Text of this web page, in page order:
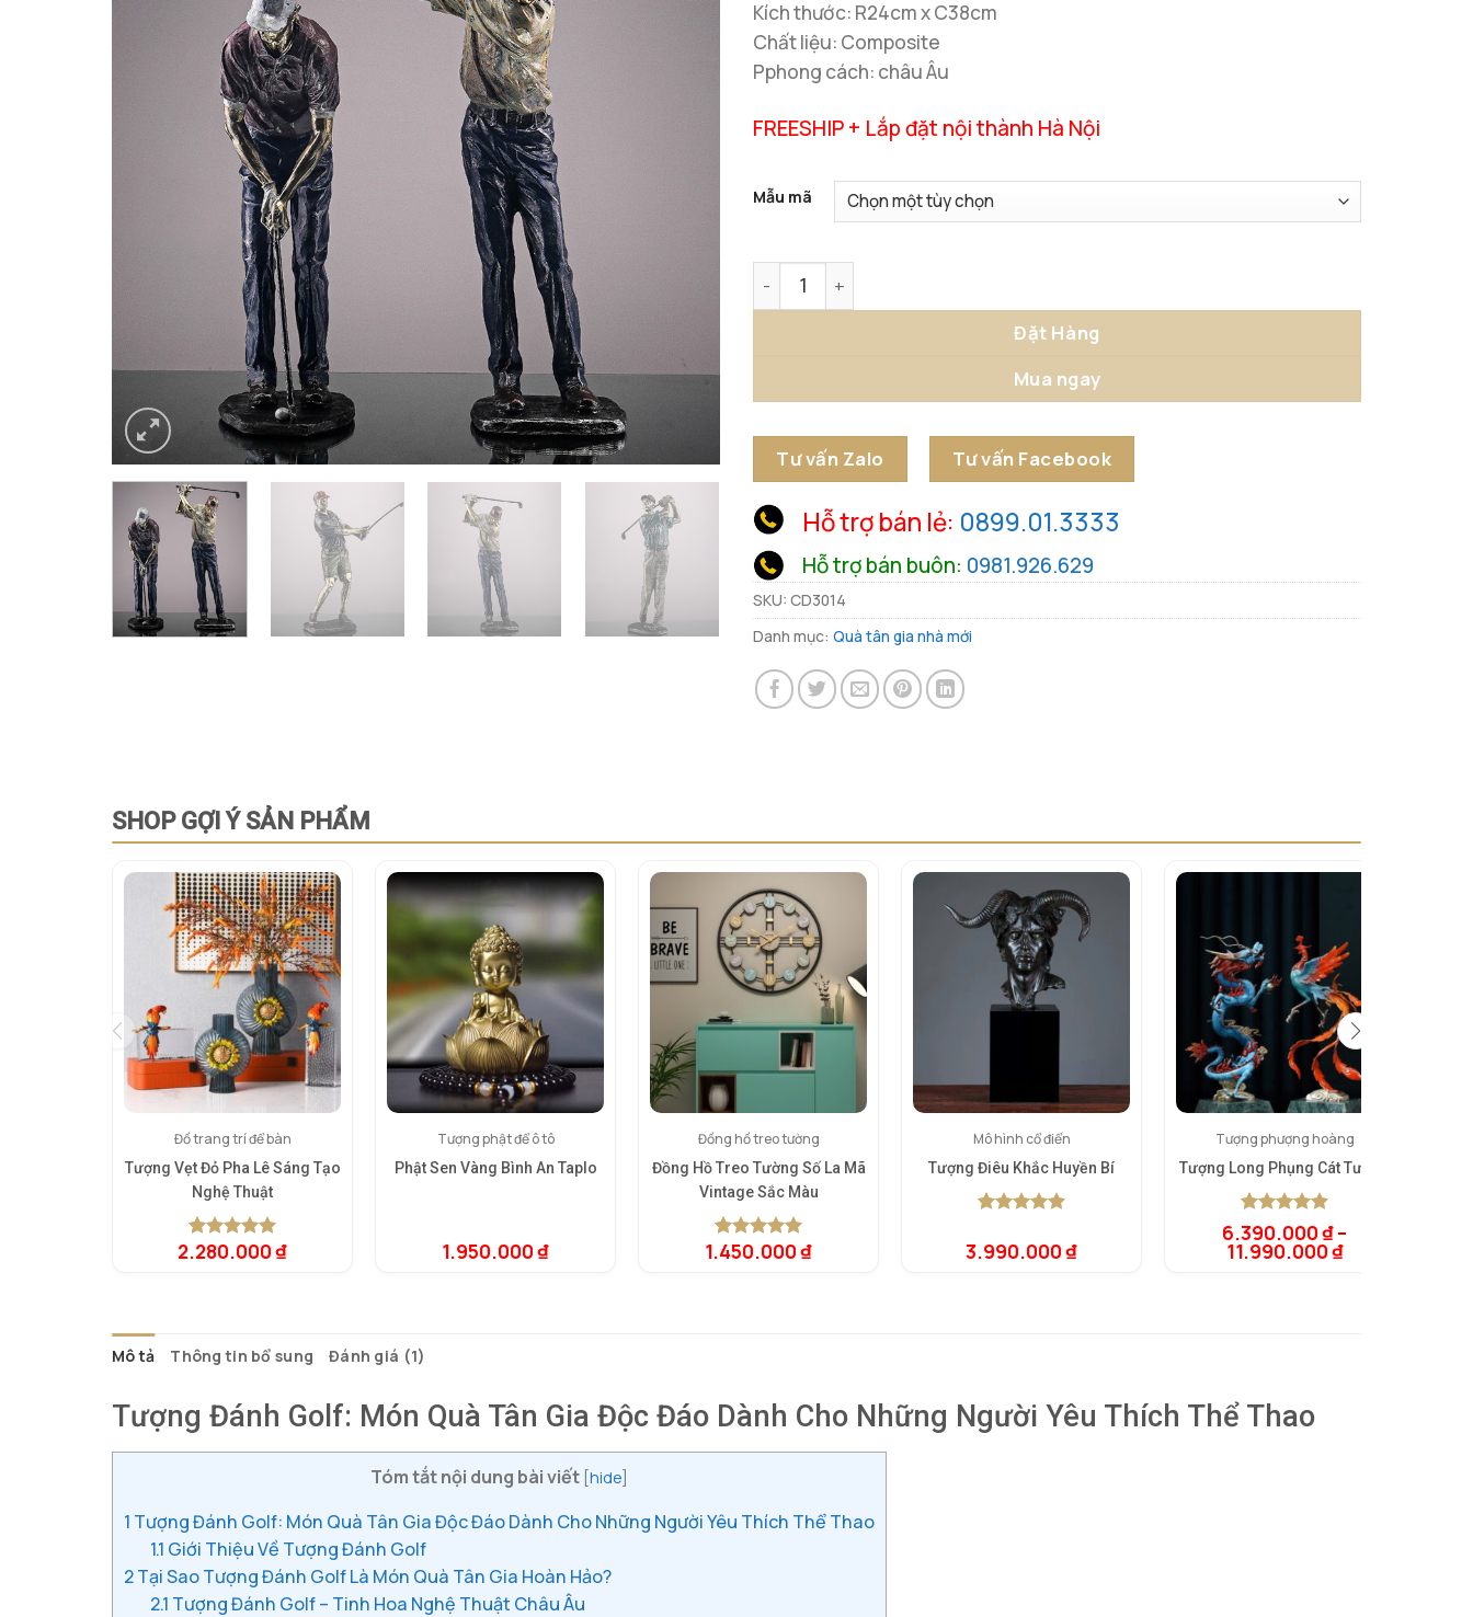
Kích thước: R24cm x C38cm
Chất liệu: Composite
Pphong cách: châu Âu
FREESHIP + Lắp đặt nội thành Hà Nội
Mẫu mã
Tượng Đánh Golf Độc Đáo Ba Tư Thế số lượng
Đặt Hàng
Mua ngay
Tư vấn Zalo Tư vấn Facebook
Hỗ trợ bán lẻ: 0899.01.3333
Hỗ trợ bán buôn: 0981.926.629
SKU: CD3014
Danh mục: Quà tân gia nhà mới
SHOP GỢI Ý SẢN PHẨM
Đồ trang trí để bàn
Tượng Vẹt Đỏ Pha Lê Sáng Tạo
Nghệ Thuật
5.00trên 5
1
2.280.000₫
Tượng phật để ô tô
Phật Sen Vàng Bình An Taplo
1.950.000₫
Đồng hồ treo tường
Đồng Hồ Treo Tường Số La Mã
Vintage Sắc Màu
5.00trên 5
1
1.450.000₫
Mô hình cổ điển
Tượng Điêu Khắc Huyền Bí
dựa trên
đánh giá
3.990.000₫
Tượng phượng hoàng
Tượng Long Phụng Cát Tường
5.00trên 5
dựa trên
1
đánh giá
6.390.000₫–
11.990.000₫
Mô tả Thông tin bổ sung Đánh giá (1)
Tượng Đánh Golf: Món Quà Tân Gia Độc Đáo Dành Cho Những Người Yêu Thích Thể Thao
Tóm tắt nội dung bài viết [hide]
1 Tượng Đánh Golf: Món Quà Tân Gia Độc Đáo Dành Cho Những Người Yêu Thích Thể Thao
1.1 Giới Thiệu Về Tượng Đánh Golf
2Tại Sao Tượng Đánh Golf Là Món Quà Tân Gia Hoàn Hảo?
2.1 Tượng Đánh Golf – Tinh Hoa Nghệ Thuật Châu Âu